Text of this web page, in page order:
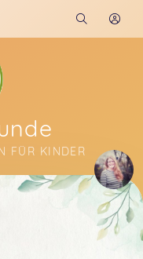
FÜR KINDER
here...
Vielen Dank